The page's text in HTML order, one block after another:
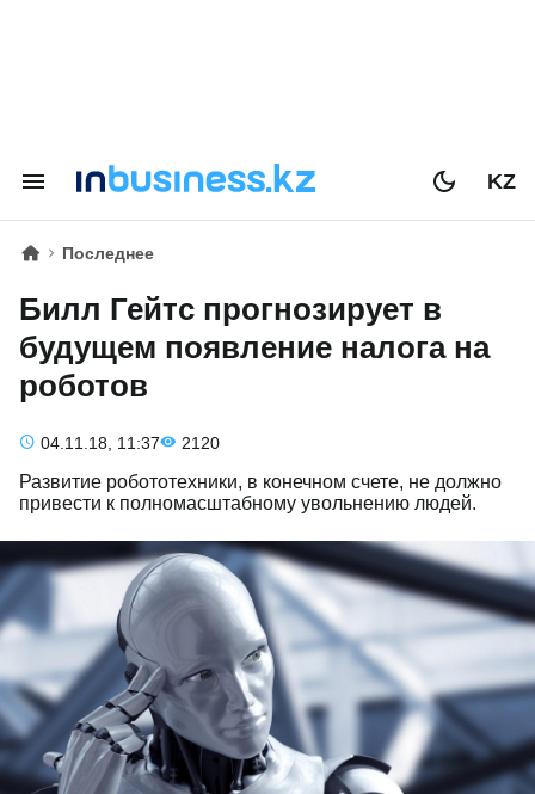
KZ
Последнее
Билл Гейтс прогнозирует в
будущем появление налога на
роботов
04.11.18, 11:37 2120
Развитие робототехники, в конечном счете, не должно
привести к полномасштабному увольнению людей.